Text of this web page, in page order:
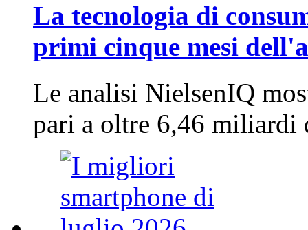
La tecnologia di
primi cinque mesi
Le analisi NielsenIQ
pari a oltre 6,46